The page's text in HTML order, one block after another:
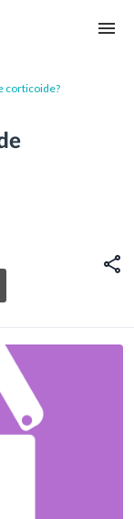
corticoide?